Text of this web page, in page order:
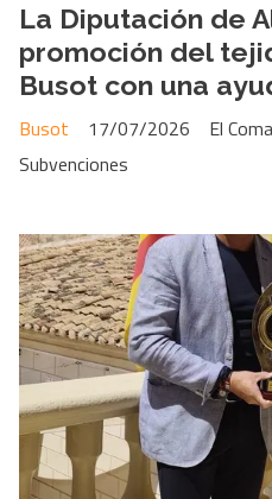
La Diputación de
promoción del
Busot con una
El
Busot
17/07/2026
Subvenciones